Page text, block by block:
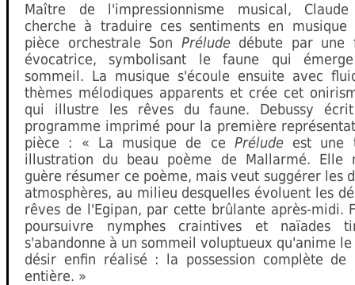
Maître de l'impressionnisme musical, Claude
cherche à traduire ces sentiments en musique
pièce orchestrale Son Préludedébute par une
évocatrice, symbolisant le faune qui
sommeil. La musique s'écoule ensuite avec
thèmes mélodiques apparents et crée cet
qui illustre les rêves du faune. Debussy
programme imprimé pour la première
pièce : « La musique de ce Préludeest une
illustration du beau poème de Mallarmé. Elle
guère résumer ce poème, mais veut suggérer les
atmosphères, au milieu desquelles évoluent les
rêves de l'Egipan, par cette brûlante après-midi.
poursuivre nymphes craintives et naïades
s'abandonne à un sommeil voluptueux qu'anime
désir enfin réalisé : la possession complète de
entière. »